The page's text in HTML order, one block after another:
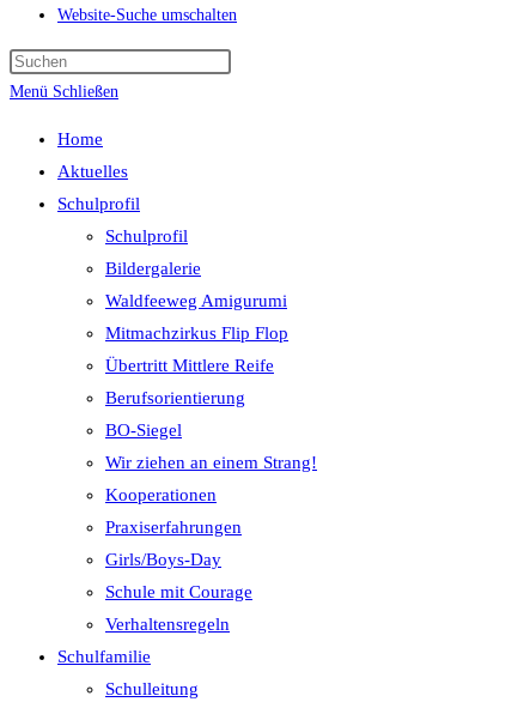
Website-Suche umschalten
Menü Schließen
Home
Aktuelles
Schulprofil
Schulprofil
Bildergalerie
Waldfeeweg Amigurumi
Mitmachzirkus Flip Flop
Übertritt Mittlere Reife
Berufsorientierung
BO-Siegel
Wir ziehen an einem Strang!
Kooperationen
Praxiserfahrungen
Girls/Boys-Day
Schule mit Courage
Verhaltensregeln
Schulfamilie
Schulleitung